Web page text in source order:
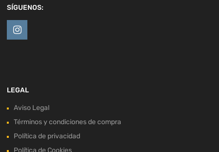
SÍGUENOS:
LEGAL
Aviso Legal
Términos y condiciones de compra
Política de privacidad